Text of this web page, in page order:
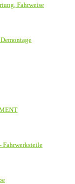
Fahrweise
Fahrwerksteile